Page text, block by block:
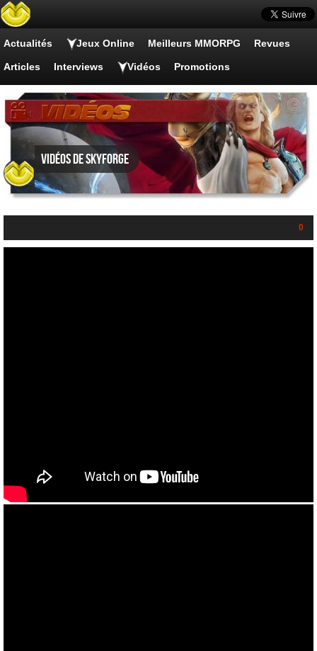
Actualités Jeux Online Meilleurs MMORPG Revues
Articles Interviews Vidéos Promotions
Vidéos de Skyforge
0